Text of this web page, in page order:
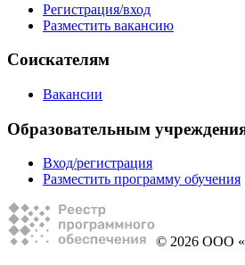
Регистрация/вход
Разместить вакансию
Соискателям
Вакансии
Образовательным
Вход/регистрация
Разместить программу обучения
© 2026 ООО